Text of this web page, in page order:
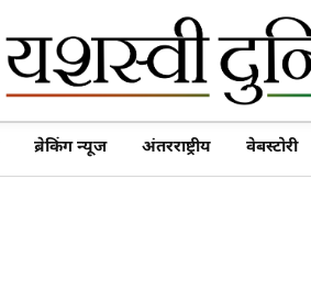
ब्रेकिंग न्यूज अंतरराष्ट्रीय वेबस्टोरी